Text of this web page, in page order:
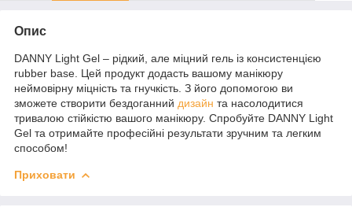
Опис
DANNY Light Gel – рідкий, але міцний гель із консистенцією
rubber base. Цей продукт додасть вашому манікюру
неймовірну міцність та гнучкість. З його допомогою ви
зможете створити бездоганний дизайн та насолодитися
тривалою стійкістю вашого манікюру. Спробуйте DANNY Light
Gel та отримайте професійні результати зручним та легким
способом!
Приховати